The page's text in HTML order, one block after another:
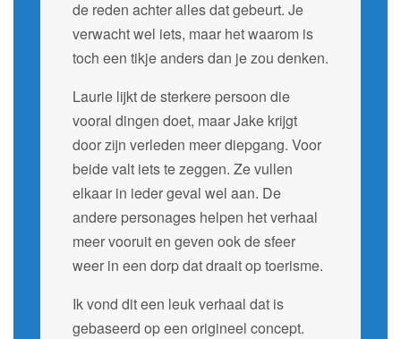
de reden achter alles dat gebeurt. Je
verwacht wel iets, maar het waarom is
toch een tikje anders dan je zou denken.
Laurie lijkt de sterkere persoon die
vooral dingen doet, maar Jake krijgt
door zijn verleden meer diepgang. Voor
beide valt iets te zeggen. Ze vullen
elkaar in ieder geval wel aan. De
andere personages helpen het verhaal
meer vooruit en geven ook de sfeer
weer in een dorp dat draait op toerisme.
Ik vond dit een leuk verhaal dat is
gebaseerd op een origineel concept.